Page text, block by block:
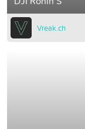
Vreak.ch